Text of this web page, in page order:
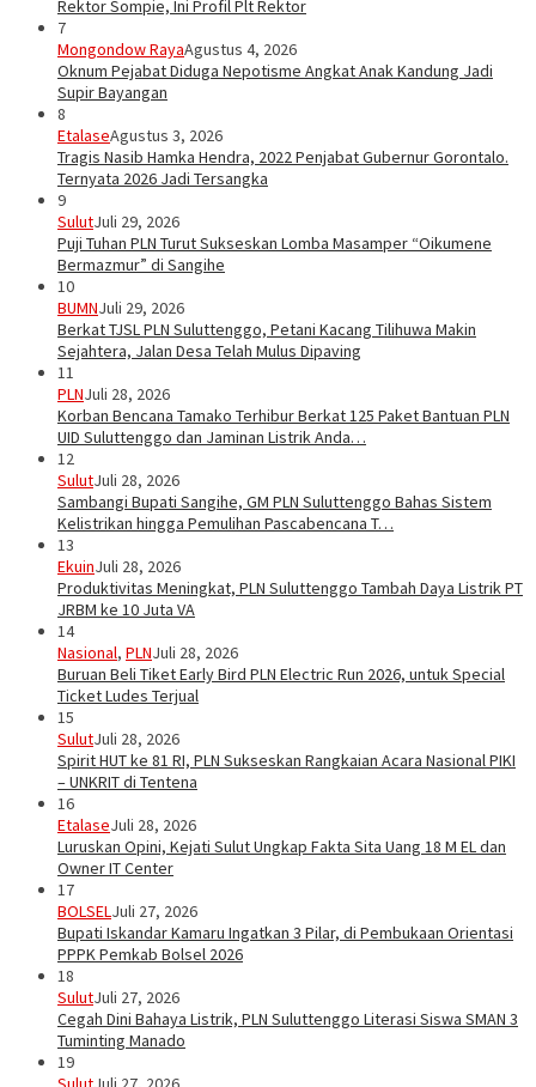
Rektor Sompie, Ini Profil Plt Rektor
7
Mongondow RayaAgustus 4, 2026
Oknum Pejabat Diduga Nepotisme Angkat Anak Kandung Jadi
Supir Bayangan
8
EtalaseAgustus 3, 2026
Tragis Nasib Hamka Hendra, 2022 Penjabat Gubernur Gorontalo.
Ternyata 2026 Jadi Tersangka
9
SulutJuli 29, 2026
Puji Tuhan PLN Turut Sukseskan Lomba Masamper “Oikumene
Bermazmur” di Sangihe
10
BUMNJuli 29, 2026
Berkat TJSL PLN Suluttenggo, Petani Kacang Tilihuwa Makin
Sejahtera, Jalan Desa Telah Mulus Dipaving
11
PLNJuli 28, 2026
Korban Bencana Tamako Terhibur Berkat 125 Paket Bantuan PLN
UID Suluttenggo dan Jaminan Listrik Anda…
12
SulutJuli 28, 2026
Sambangi Bupati Sangihe, GM PLN Suluttenggo Bahas Sistem
Kelistrikan hingga Pemulihan Pascabencana T…
13
EkuinJuli 28, 2026
Produktivitas Meningkat, PLN Suluttenggo Tambah Daya Listrik PT
JRBM ke 10 Juta VA
14
Nasional, PLNJuli 28, 2026
Buruan Beli Tiket Early Bird PLN Electric Run 2026, untuk Special
Ticket Ludes Terjual
15
SulutJuli 28, 2026
Spirit HUT ke 81 RI, PLN Sukseskan Rangkaian Acara Nasional PIKI
– UNKRIT di Tentena
16
EtalaseJuli 28, 2026
Luruskan Opini, Kejati Sulut Ungkap Fakta Sita Uang 18 M EL dan
Owner IT Center
17
BOLSELJuli 27, 2026
Bupati Iskandar Kamaru Ingatkan 3 Pilar, di Pembukaan Orientasi
PPPK Pemkab Bolsel 2026
18
SulutJuli 27, 2026
Cegah Dini Bahaya Listrik, PLN Suluttenggo Literasi Siswa SMAN 3
Tuminting Manado
19